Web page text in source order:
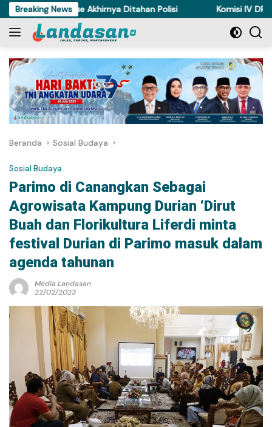
Langsung
ke
konten
Breaking News
di Torue Akhirnya Ditahan Polisi Komisi IV DPRD
Beranda Sosial Budaya
Sosial Budaya
Parimo di Canangkan Sebagai
Agrowisata Kampung Durian ‘Dirut
Buah dan Florikultura Liferdi minta
festival Durian di Parimo masuk dalam
agenda tahunan
Media Landasan
22/02/2023